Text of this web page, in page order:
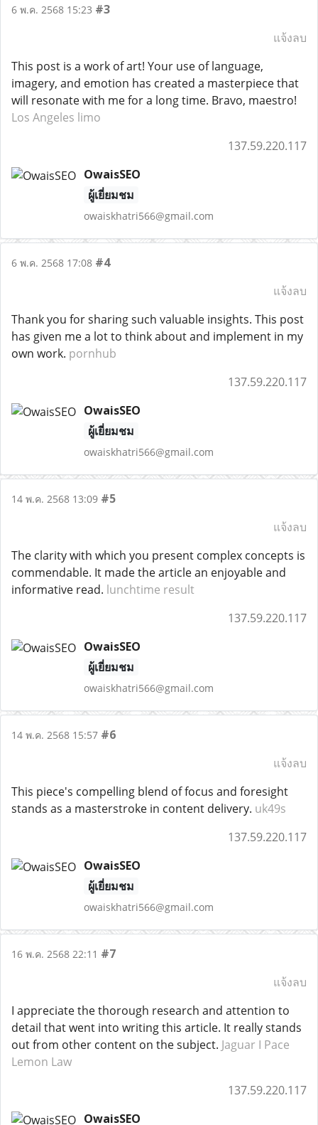
6 พ.ค. 2568 15:23 #3
แจ้งลบ
This post is a work of art! Your use of language,
imagery, and emotion has created a masterpiece that
will resonate with me for a long time. Bravo, maestro!
Los Angeles limo
137.59.220.117
OwaisSEO
ผู้เยี่ยมชม
owaiskhatri566@gmail.com
6 พ.ค. 2568 17:08 #4
แจ้งลบ
Thank you for sharing such valuable insights. This post
has given me a lot to think about and implement in my
own work. pornhub
137.59.220.117
OwaisSEO
ผู้เยี่ยมชม
owaiskhatri566@gmail.com
14 พ.ค. 2568 13:09 #5
แจ้งลบ
The clarity with which you present complex concepts is
commendable. It made the article an enjoyable and
informative read. lunchtime result
137.59.220.117
OwaisSEO
ผู้เยี่ยมชม
owaiskhatri566@gmail.com
14 พ.ค. 2568 15:57 #6
แจ้งลบ
This piece's compelling blend of focus and foresight
stands as a masterstroke in content delivery. uk49s
137.59.220.117
OwaisSEO
ผู้เยี่ยมชม
owaiskhatri566@gmail.com
16 พ.ค. 2568 22:11 #7
แจ้งลบ
I appreciate the thorough research and attention to
detail that went into writing this article. It really stands
out from other content on the subject. Jaguar I Pace
Lemon Law
137.59.220.117
OwaisSEO